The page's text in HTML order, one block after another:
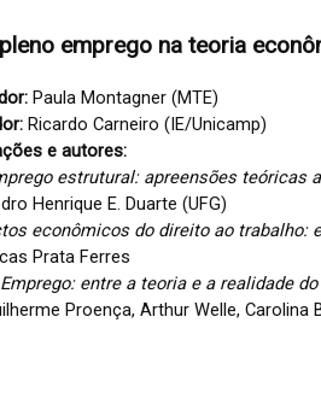
emprego na teoria
Paula Montagner (MTE)
Ricardo Carneiro (IE/Unicamp)
e autores:
estrutural: apreensões teóricas
Henrique E. Duarte (UFG)
econômicos do direito ao trabalho:
Prata Ferres
entre a teoria e a realidade
Proença, Arthur Welle, Carolina